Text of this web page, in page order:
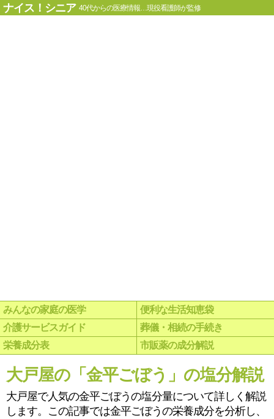
ナイス！シニア 40代からの医療情報…現役看護師が監修
みんなの家庭の医学
便利な生活知恵袋
介護サービスガイド
葬儀・相続の手続き
栄養成分表
市販薬の成分解説
大戸屋の「金平ごぼう」の塩分解説
大戸屋で人気の金平ごぼうの塩分量について詳しく解説
します。この記事では金平ごぼうの栄養成分を分析し、